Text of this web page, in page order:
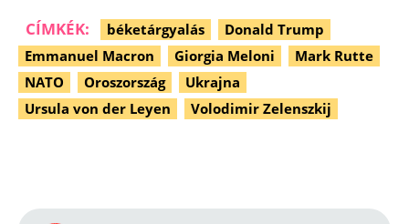
CÍMKÉK: béketárgyalás
Donald Trump
Emmanuel Macron
Giorgia Meloni
Mark Rutte
NATO
Oroszország
Ukrajna
Ursula von der Leyen
Volodimir Zelenszkij